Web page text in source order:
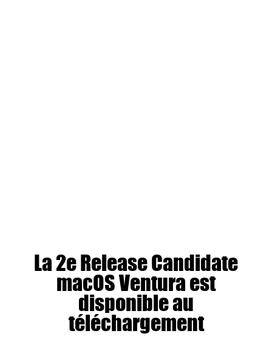
La 2e Release Candidate
macOS Ventura est
disponible au
téléchargement